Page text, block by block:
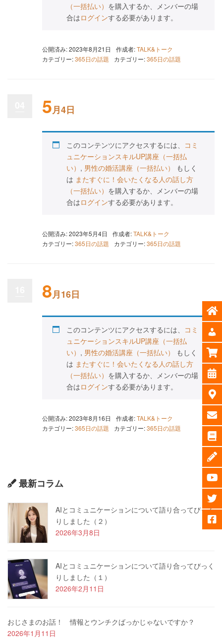
（一括払い） を購入するか、メンバーの場
合はログインする必要があります。
公開済み: 2023年8月21日 作成者:TALK&トーク
カテゴリー:365日の話題 カテゴリー:365日の話題
5月4日
このコンテンツにアクセスするには、 コミ
ュニケーションスキルUP講座（一括払
い） , 男性の婚活講座（一括払い）
もしく
は またすぐに！会いたくなる人の話し方
（一括払い） を購入するか、メンバーの場
合はログインする必要があります。
公開済み: 2023年5月4日 作成者:TALK&トーク
カテゴリー:365日の話題 カテゴリー:365日の話題
8月16日
このコンテンツにアクセスするには、 コミ
ュニケーションスキルUP講座（一括払
い） , 男性の婚活講座（一括払い）
もしく
は またすぐに！会いたくなる人の話し方
（一括払い） を購入するか、メンバーの場
合はログインする必要があります。
公開済み: 2023年8月16日 作成者:TALK&トーク
カテゴリー:365日の話題 カテゴリー:365日の話題
最新コラム
AIとコミュニケーションについて語り合ってびっく
りしました（２）
2026年3月8日
AIとコミュニケーションについて語り合ってびっく
りしました（１）
2026年2月11日
おじさまのお話！ 情報とウンチクばっかじゃないですか？
2026年1月11日